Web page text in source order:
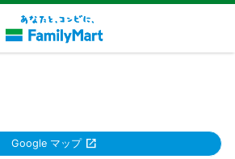
Google マップ